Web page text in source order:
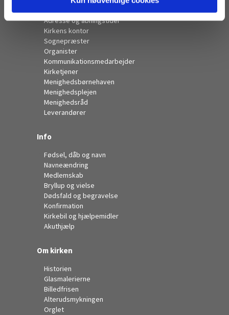
Adresse og åbningstider
Kirkens kontor
Sognepræster
Organister
Kommunikationsmedarbejder
Kirketjener
Menighedsbørnehaven
Menighedsplejen
Menighedsråd
Leverandører
Info
Fødsel, dåb og navn
Navneændring
Medlemskab
Bryllup og vielse
Dødsfald og begravelse
Konfirmation
Kirkebil og hjælpemidler
Akuthjælp
Om kirken
Historien
Glasmalerierne
Billedfrisen
Alterudsmykningen
Orglet